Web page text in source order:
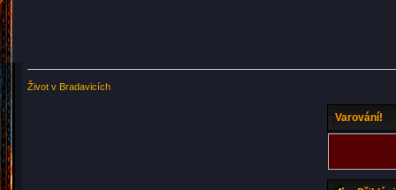
Život v Bradavicích
Varování!